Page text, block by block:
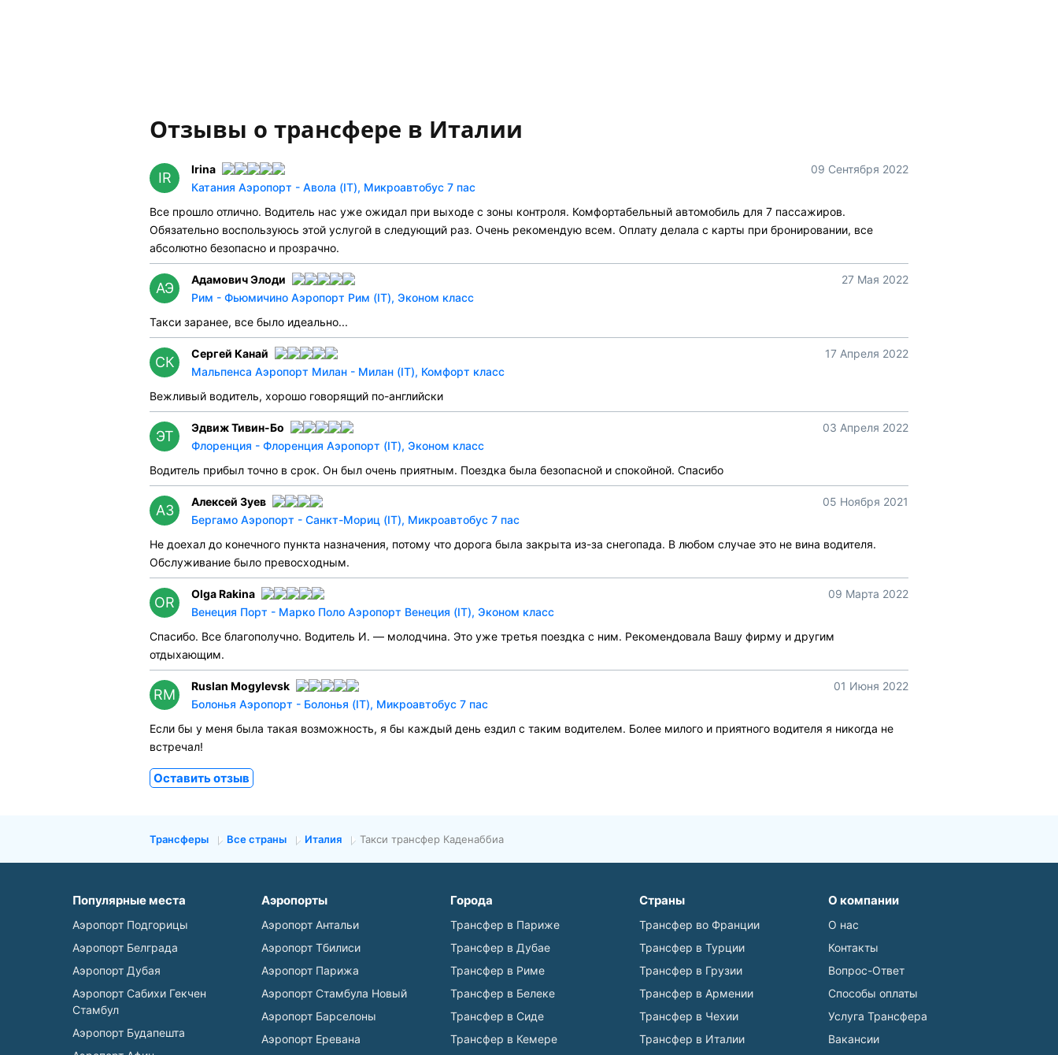
Отзывы о трансфере в Италии
IR
Irina
09 Сентября 2022
Катания Аэропорт - Авола (IT), Микроавтобус 7 пас
Все прошло отлично. Водитель нас уже ожидал при выходе с зоны контроля. Комфортабельный автомобиль для 7 пассажиров.
Обязательно воспользуюсь этой услугой в следующий раз. Очень рекомендую всем. Оплату делала с карты при бронировании, все
абсолютно безопасно и прозрачно.
АЭ
Адамович Элоди
27 Мая 2022
Рим - Фьюмичино Аэропорт Рим (IT), Эконом класс
Такси заранее, все было идеально...
СК
Сергей Канай
17 Апреля 2022
Мальпенса Аэропорт Милан - Милан (IT), Комфорт класс
Вежливый водитель, хорошо говорящий по-английски
ЭТ
Эдвиж Тивин-Бо
03 Апреля 2022
Флоренция - Флоренция Аэропорт (IT), Эконом класс
Водитель прибыл точно в срок. Он был очень приятным. Поездка была безопасной и спокойной. Спасибо
АЗ
Алексей Зуев
05 Ноября 2021
Бергамо Аэропорт - Санкт-Мориц (IT), Микроавтобус 7 пас
Не доехал до конечного пункта назначения, потому что дорога была закрыта из-за снегопада. В любом случае это не вина водителя.
Обслуживание было превосходным.
OR
Olga Rakina
09 Марта 2022
Венеция Порт - Марко Поло Аэропорт Венеция (IT), Эконом класс
Спасибо. Все благополучно. Водитель И. — молодчина. Это уже третья поездка с ним. Рекомендовала Вашу фирму и другим
отдыхающим.
RM
Ruslan Mogylevsk
01 Июня 2022
Болонья Аэропорт - Болонья (IT), Микроавтобус 7 пас
Если бы у меня была такая возможность, я бы каждый день ездил с таким водителем. Более милого и приятного водителя я никогда не
встречал!
Оставить отзыв
Трансферы Все страны Италия Такси трансфер Каденаббиа
Популярные места
Аэропорт Подгорицы
Аэропорт Белграда
Аэропорт Дубая
Аэропорт Сабихи Гекчен
Стамбул
Аэропорт Будапешта
Аэропорты
Аэропорт Антальи
Аэропорт Тбилиси
Аэропорт Парижа
Аэропорт Стамбула Новый
Аэропорт Барселоны
Аэропорт Еревана
Города
Трансфер в Париже
Трансфер в Дубае
Трансфер в Риме
Трансфер в Белеке
Трансфер в Сиде
Трансфер в Кемере
Страны
Трансфер во Франции
Трансфер в Турции
Трансфер в Грузии
Трансфер в Армении
Трансфер в Чехии
Трансфер в Италии
О компании
О нас
Контакты
Вопрос-Ответ
Способы оплаты
Услуга Трансфера
Вакансии